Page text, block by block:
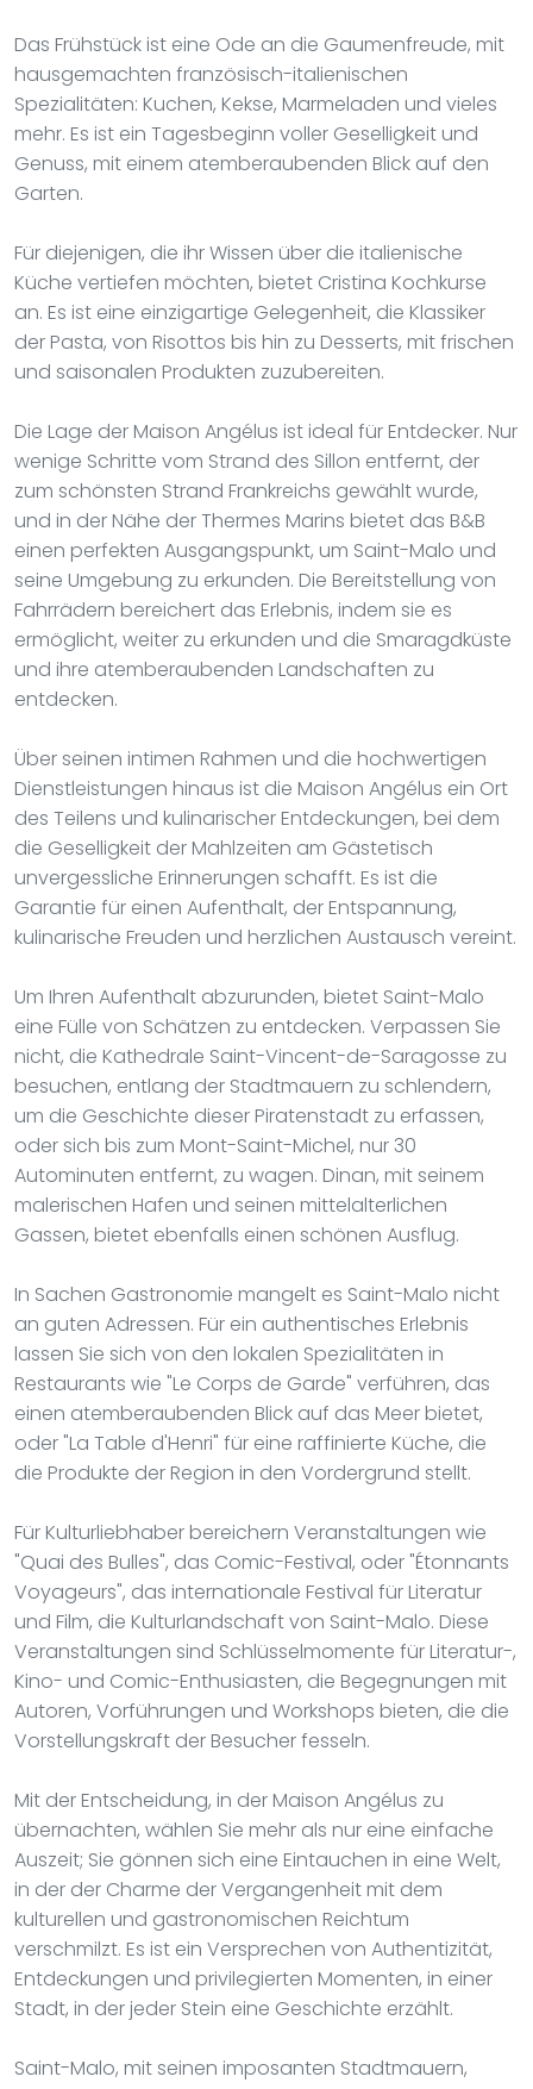
Das Frühstück ist eine Ode an die Gaumenfreude, mit
hausgemachten französisch-italienischen
Spezialitäten: Kuchen, Kekse, Marmeladen und vieles
mehr. Es ist ein Tagesbeginn voller Geselligkeit und
Genuss, mit einem atemberaubenden Blick auf den
Garten.
Für diejenigen, die ihr Wissen über die italienische
Küche vertiefen möchten, bietet Cristina Kochkurse
an. Es ist eine einzigartige Gelegenheit, die Klassiker
der Pasta, von Risottos bis hin zu Desserts, mit frischen
und saisonalen Produkten zuzubereiten.
Die Lage der Maison Angélus ist ideal für Entdecker. Nur
wenige Schritte vom Strand des Sillon entfernt, der
zum schönsten Strand Frankreichs gewählt wurde,
und in der Nähe der Thermes Marins bietet das B&B
einen perfekten Ausgangspunkt, um Saint-Malo und
seine Umgebung zu erkunden. Die Bereitstellung von
Fahrrädern bereichert das Erlebnis, indem sie es
ermöglicht, weiter zu erkunden und die Smaragdküste
und ihre atemberaubenden Landschaften zu
entdecken.
Über seinen intimen Rahmen und die hochwertigen
Dienstleistungen hinaus ist die Maison Angélus ein Ort
des Teilens und kulinarischer Entdeckungen, bei dem
die Geselligkeit der Mahlzeiten am Gästetisch
unvergessliche Erinnerungen schafft. Es ist die
Garantie für einen Aufenthalt, der Entspannung,
kulinarische Freuden und herzlichen Austausch vereint.
Um Ihren Aufenthalt abzurunden, bietet Saint-Malo
eine Fülle von Schätzen zu entdecken. Verpassen Sie
nicht, die Kathedrale Saint-Vincent-de-Saragosse zu
besuchen, entlang der Stadtmauern zu schlendern,
um die Geschichte dieser Piratenstadt zu erfassen,
oder sich bis zum Mont-Saint-Michel, nur 30
Autominuten entfernt, zu wagen. Dinan, mit seinem
malerischen Hafen und seinen mittelalterlichen
Gassen, bietet ebenfalls einen schönen Ausflug.
In Sachen Gastronomie mangelt es Saint-Malo nicht
an guten Adressen. Für ein authentisches Erlebnis
lassen Sie sich von den lokalen Spezialitäten in
Restaurants wie "Le Corps de Garde" verführen, das
einen atemberaubenden Blick auf das Meer bietet,
oder "La Table d'Henri" für eine raffinierte Küche, die
die Produkte der Region in den Vordergrund stellt.
Für Kulturliebhaber bereichern Veranstaltungen wie
"Quai des Bulles", das Comic-Festival, oder "Étonnants
Voyageurs", das internationale Festival für Literatur
und Film, die Kulturlandschaft von Saint-Malo. Diese
Veranstaltungen sind Schlüsselmomente für Literatur-,
Kino- und Comic-Enthusiasten, die Begegnungen mit
Autoren, Vorführungen und Workshops bieten, die die
Vorstellungskraft der Besucher fesseln.
Mit der Entscheidung, in der Maison Angélus zu
übernachten, wählen Sie mehr als nur eine einfache
Auszeit; Sie gönnen sich eine Eintauchen in eine Welt,
in der der Charme der Vergangenheit mit dem
kulturellen und gastronomischen Reichtum
verschmilzt. Es ist ein Versprechen von Authentizität,
Entdeckungen und privilegierten Momenten, in einer
Stadt, in der jeder Stein eine Geschichte erzählt.
Saint-Malo, mit seinen imposanten Stadtmauern,